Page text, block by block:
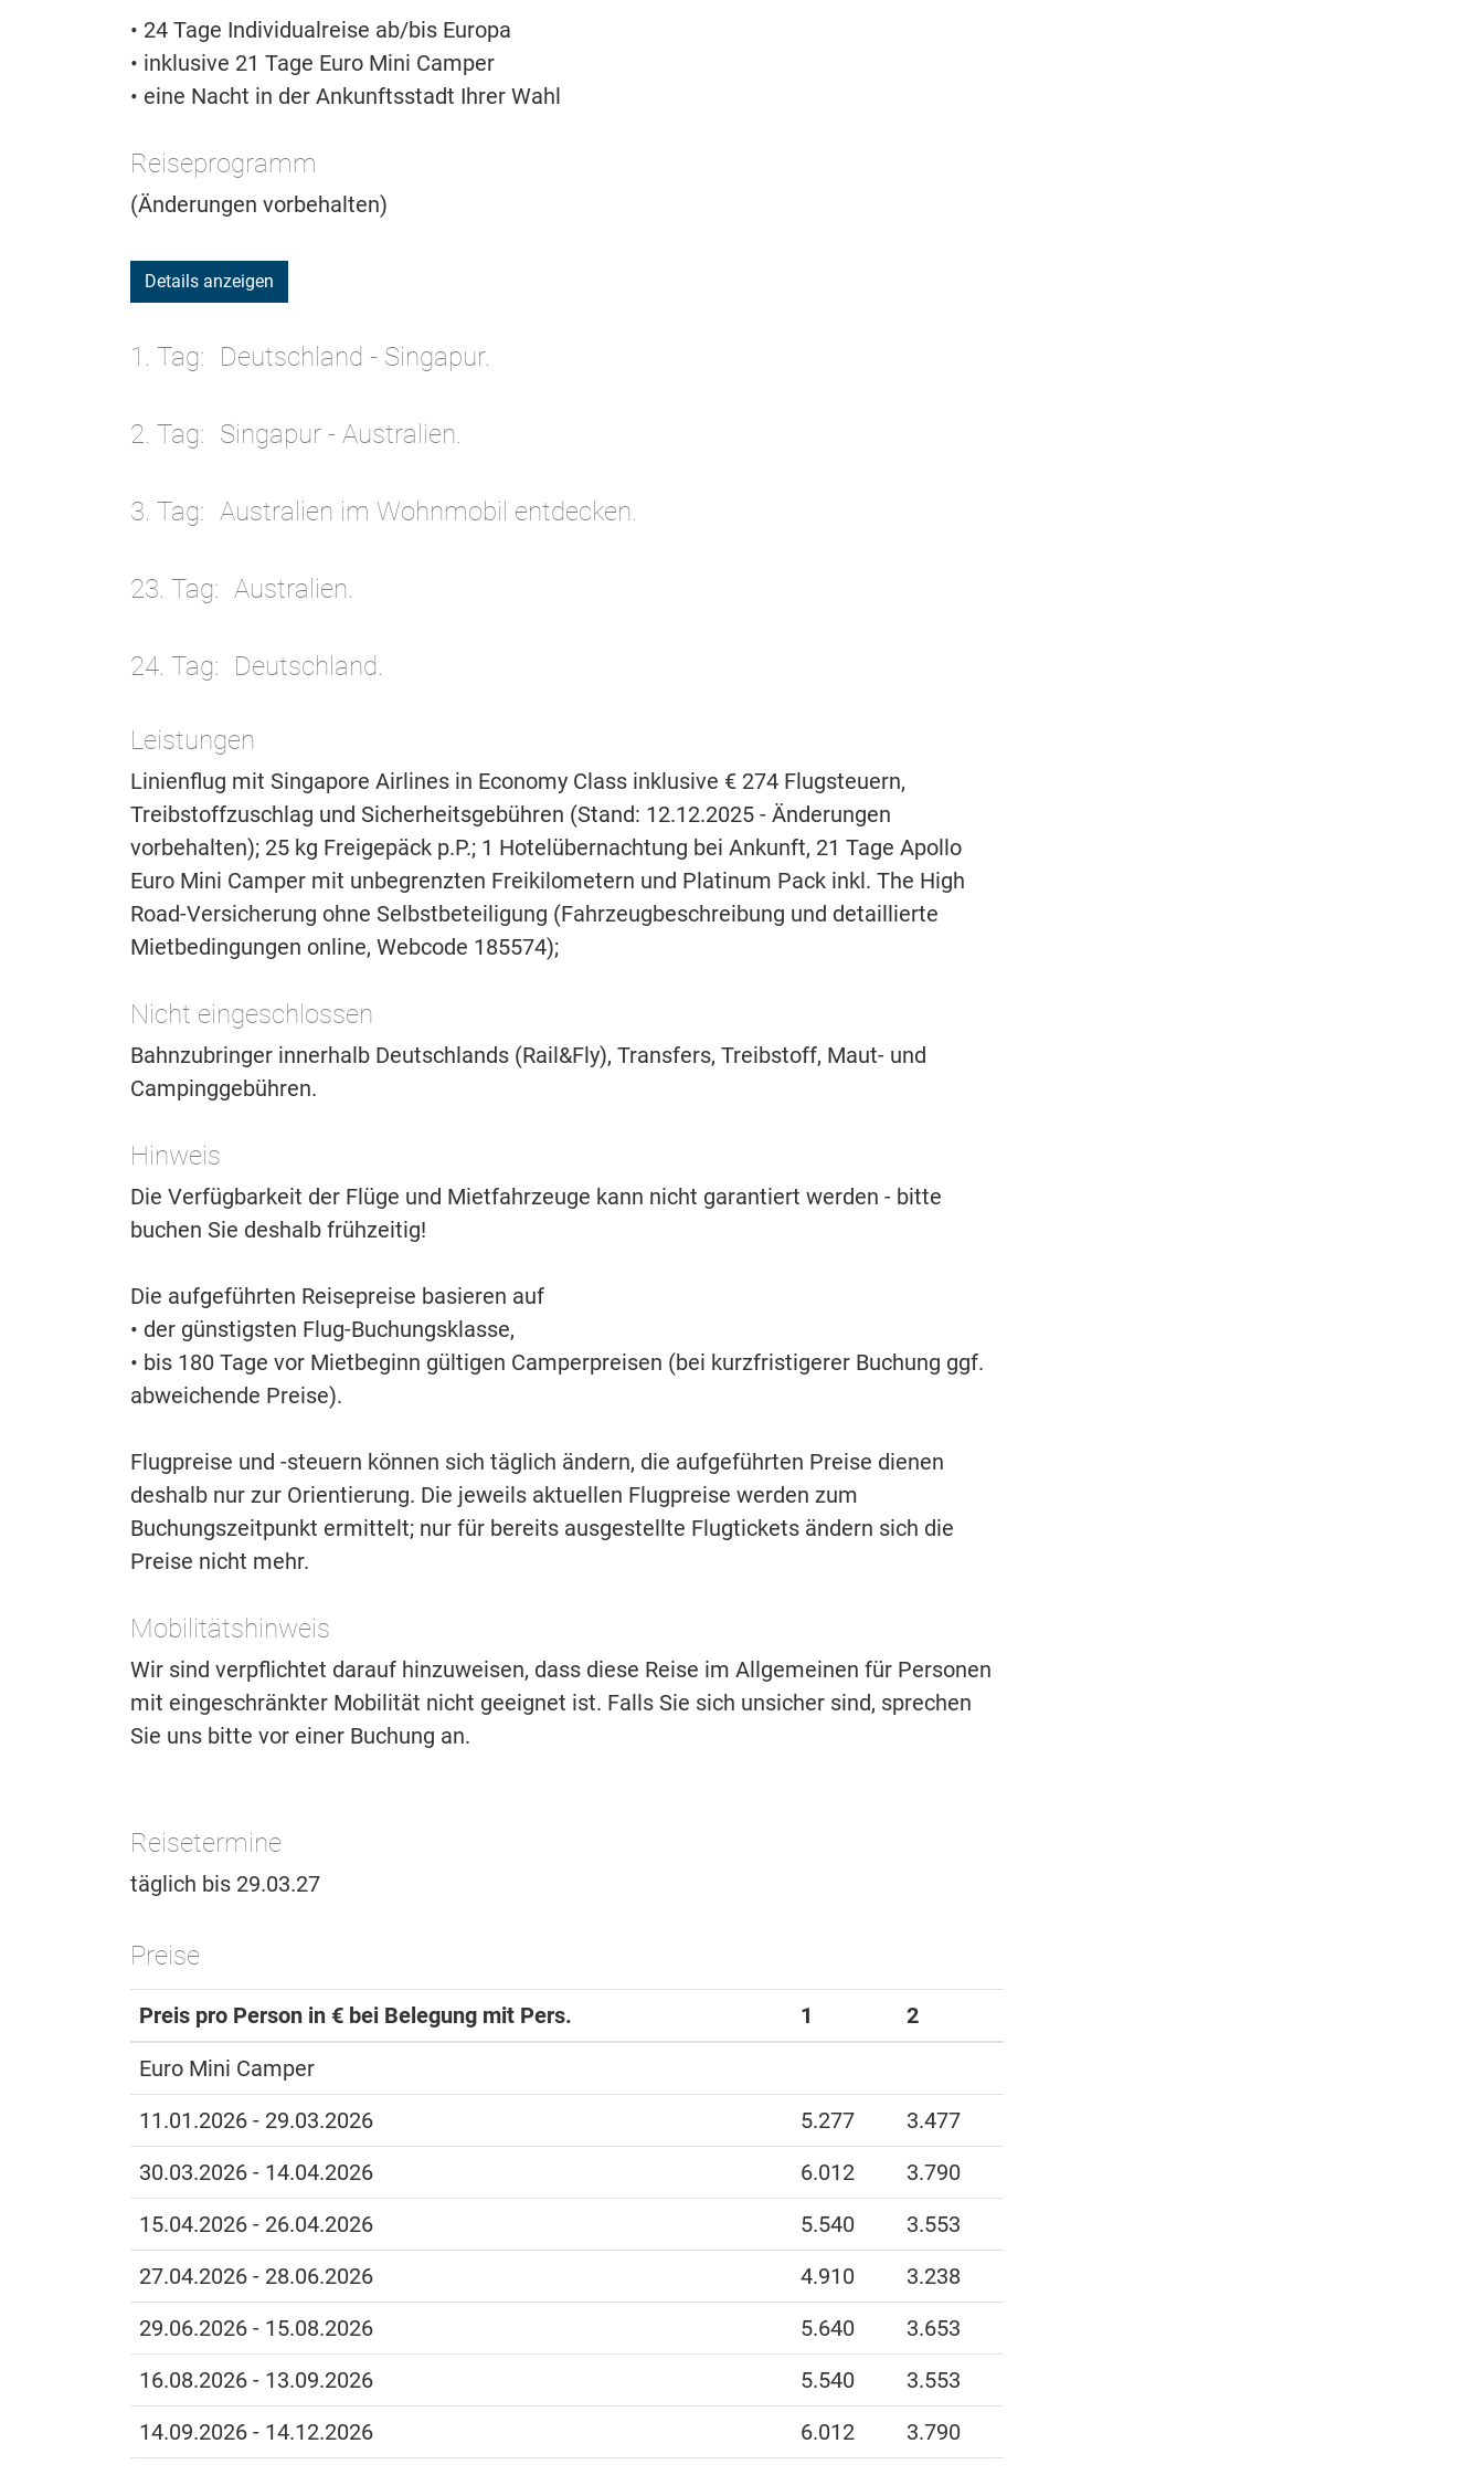
• 24 Tage Individualreise ab/bis Europa
• inklusive 21 Tage Euro Mini Camper
• eine Nacht in der Ankunftsstadt Ihrer Wahl
Reiseprogramm
(Änderungen vorbehalten)
Details anzeigen
1. Tag Deutschland - Singapur.
2. Tag Singapur - Australien.
3. Tag Australien im Wohnmobil entdecken.
23. Tag Australien.
24. Tag Deutschland.
Leistungen
Linienflug mit Singapore Airlines in Economy Class inklusive € 274 Flugsteuern,
Treibstoffzuschlag und Sicherheitsgebühren (Stand: 12.12.2025 - Änderungen
vorbehalten); 25 kg Freigepäck p.P.; 1 Hotelübernachtung bei Ankunft, 21 Tage Apollo
Euro Mini Camper mit unbegrenzten Freikilometern und Platinum Pack inkl. The High
Road-Versicherung ohne Selbstbeteiligung (Fahrzeugbeschreibung und detaillierte
Mietbedingungen online, Webcode 185574);
Nicht eingeschlossen
Bahnzubringer innerhalb Deutschlands (Rail&Fly), Transfers, Treibstoff, Maut- und
Campinggebühren.
Hinweis
Die Verfügbarkeit der Flüge und Mietfahrzeuge kann nicht garantiert werden - bitte
buchen Sie deshalb frühzeitig!
Die aufgeführten Reisepreise basieren auf
• der günstigsten Flug-Buchungsklasse,
• bis 180 Tage vor Mietbeginn gültigen Camperpreisen (bei kurzfristigerer Buchung ggf.
abweichende Preise).
Flugpreise und -steuern können sich täglich ändern, die aufgeführten Preise dienen
deshalb nur zur Orientierung. Die jeweils aktuellen Flugpreise werden zum
Buchungszeitpunkt ermittelt; nur für bereits ausgestellte Flugtickets ändern sich die
Preise nicht mehr.
Mobilitätshinweis
Wir sind verpflichtet darauf hinzuweisen, dass diese Reise im Allgemeinen für Personen
mit eingeschränkter Mobilität nicht geeignet ist. Falls Sie sich unsicher sind, sprechen
Sie uns bitte vor einer Buchung an.
Reisetermine
täglich bis 29.03.27
Preise
Preis pro Person in € bei Belegung mit Pers. 1
2
Euro Mini Camper
11.01.2026 - 29.03.2026
5.277
3.477
30.03.2026 - 14.04.2026
6.012
3.790
15.04.2026 - 26.04.2026
5.540
3.553
27.04.2026 - 28.06.2026
4.910
3.238
29.06.2026 - 15.08.2026
5.640
3.653
16.08.2026 - 13.09.2026
5.540
3.553
14.09.2026 - 14.12.2026
6.012
3.790